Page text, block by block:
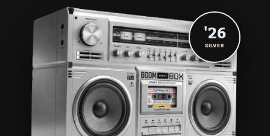
'26
SILVER